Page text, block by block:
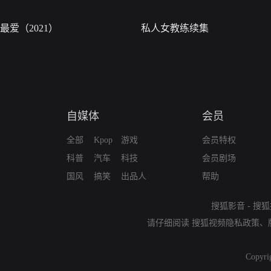
最爱（2021） 私人女教练续集
自媒体
全部
科普
国风
Kpop
汽车
搞笑
游戏
科技
出品人
会员
会员特权
会员剧场
帮助
搜狐影音 - 搜
请仔细阅读 搜狐视频隐私政策、